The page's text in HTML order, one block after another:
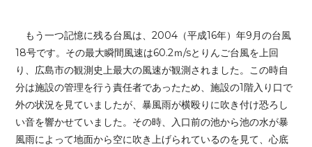
もう一つ記憶に残る台風は、2004（平成16年）年9月の台風
18号です。その最大瞬間風速は60.2ｍ/sとりんご台風を上回
り、広島市の観測史上最大の風速が観測されました。この時自
分は施設の管理を行う責任者であったため、施設の1階入り口で
外の状況を見ていましたが、暴風雨が横殴りに吹き付け恐ろし
い音を響かせていました。その時、入口前の池から池の水が暴
風雨によって地面から空に吹き上げられているのを見て、心底